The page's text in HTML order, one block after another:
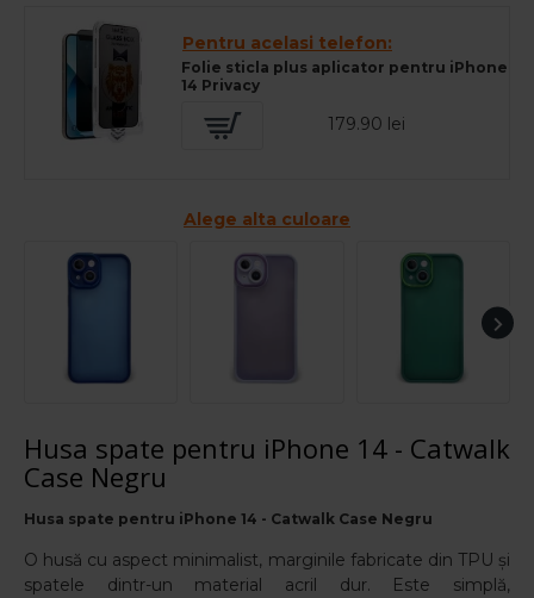
Pentru acelasi telefon:
Folie sticla plus aplicator pentru iPhone
14 Privacy
179.90 lei
Alege alta culoare
Husa spate pentru iPhone 14 - Catwalk
Case Negru
Husa spate pentru iPhone 14 - Catwalk Case Negru
O husă cu aspect minimalist, marginile fabricate din TPU și
spatele dintr-un material acril dur. Este simplă,